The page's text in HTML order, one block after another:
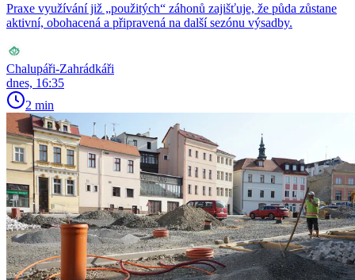
Praxe využívání již „použitých“ záhonů zajišťuje, že půda zůstane
aktivní, obohacená a připravená na další sezónu výsadby.
Chalupáři-Zahrádkáři
dnes, 16:35
2 min